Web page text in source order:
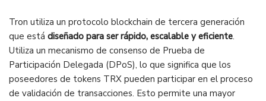
Tron utiliza un protocolo blockchain de tercera generación
que está diseñado para ser rápido, escalable y eficiente.
Utiliza un mecanismo de consenso de Prueba de
Participación Delegada (DPoS), lo que significa que los
poseedores de tokens TRX pueden participar en el proceso
de validación de transacciones. Esto permite una mayor